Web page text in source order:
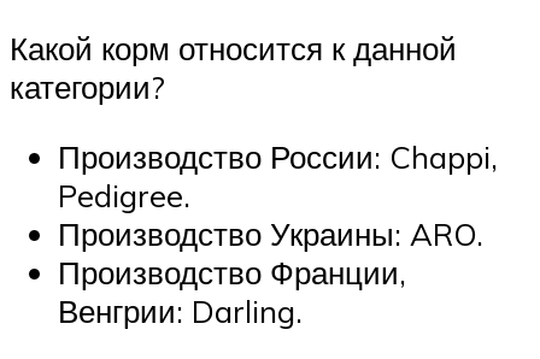
Какой корм относится к данной
категории?
Производство России: Chappi,
Pedigree.
Производство Украины: ARO.
Производство Франции,
Венгрии: Darling.